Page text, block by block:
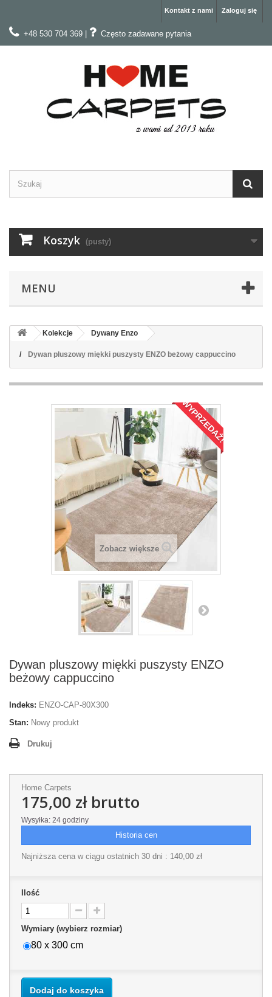
Zaloguj się
Kontakt z nami
+48 530 704 369 Często zadawane pytania
Koszyk (pusty)
MENU
Kolekcje Dywany Enzo
Dywan pluszowy miękki puszysty ENZO beżowy cappuccino
WYPRZEDAŻ!
Zobacz większe
Dywan pluszowy miękki puszysty ENZO
beżowy cappuccino
Indeks: ENZO-CAP-80X300
Stan: Nowy produkt
Drukuj
Home Carpets
175,00 złbrutto
Wysyłka: 24 godziny
Historia cen
Najniższa cena w ciągu ostatnich 30 dni : 140,00 zł
Ilość
Wymiary (wybierz rozmiar)
80 x 300 cm
Dodaj do koszyka